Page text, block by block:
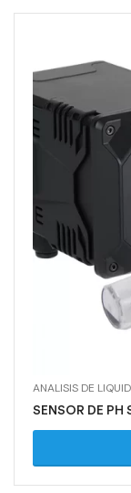
ANALISIS DE
SENSOR DE PH